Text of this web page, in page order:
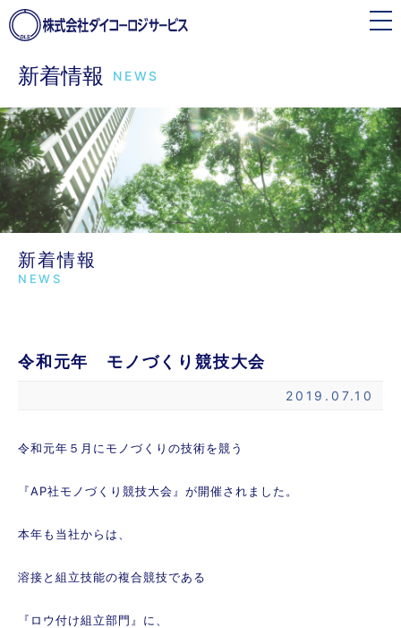
toggle
navigation
新着情報 NEWS
新着情報
NEWS
令和元年 モノづくり競技大会
2019.07.10
令和元年５月にモノづくりの技術を競う
『AP社モノづくり競技大会』が開催されました。
本年も当社からは、
溶接と組立技能の複合競技である
『ロウ付け組立部門』に、